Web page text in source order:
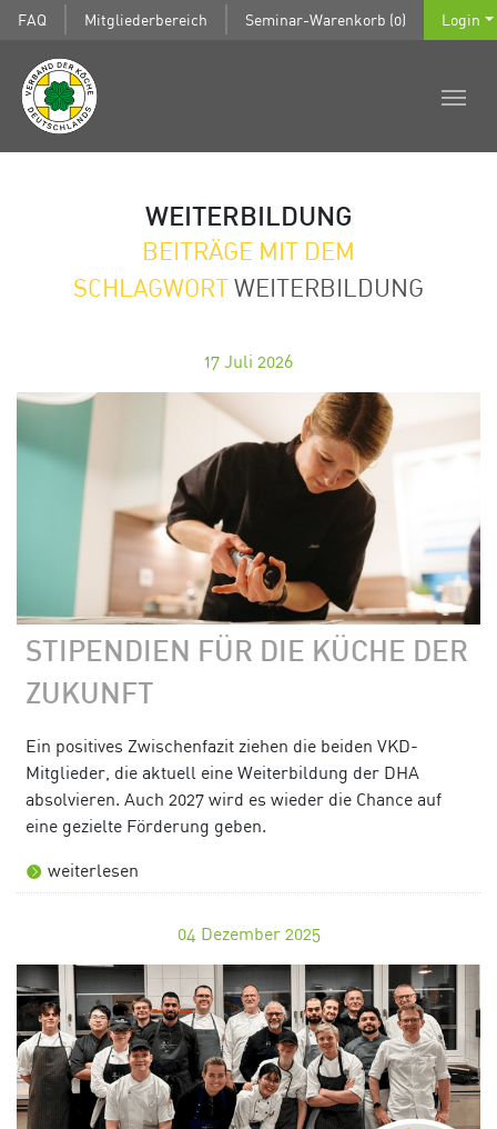
FAQ Mitgliederbereich Seminar-Warenkorb (0) Login
WEITERBILDUNG
BEITRÄGE MIT DEM
SCHLAGWORTWEITERBILDUNG
17 Juli 2026
STIPENDIEN FÜR DIE KÜCHE DER
ZUKUNFT
Ein positives Zwischenfazit ziehen die beiden VKD-
Mitglieder, die aktuell eine Weiterbildung der DHA
absolvieren. Auch 2027 wird es wieder die Chance auf
eine gezielte Förderung geben.
weiterlesen
04 Dezember 2025